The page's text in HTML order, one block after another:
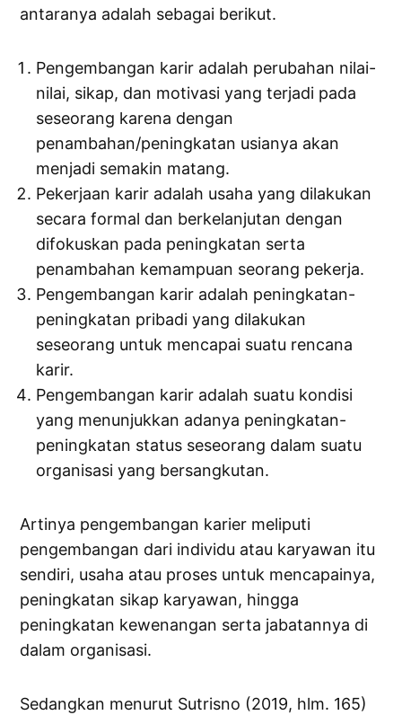
antaranya adalah sebagai berikut.
Pengembangan karir adalah perubahan nilai-
nilai, sikap, dan motivasi yang terjadi pada
seseorang karena dengan
penambahan/peningkatan usianya akan
menjadi semakin matang.
Pekerjaan karir adalah usaha yang dilakukan
secara formal dan berkelanjutan dengan
difokuskan pada peningkatan serta
penambahan kemampuan seorang pekerja.
Pengembangan karir adalah peningkatan-
peningkatan pribadi yang dilakukan
seseorang untuk mencapai suatu rencana
karir.
Pengembangan karir adalah suatu kondisi
yang menunjukkan adanya peningkatan-
peningkatan status seseorang dalam suatu
organisasi yang bersangkutan.
Artinya pengembangan karier meliputi
pengembangan dari individu atau karyawan itu
sendiri, usaha atau proses untuk mencapainya,
peningkatan sikap karyawan, hingga
peningkatan kewenangan serta jabatannya di
dalam organisasi.
Sedangkan menurut Sutrisno (2019, hlm. 165)